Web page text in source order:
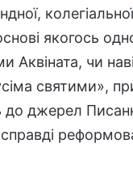
якогось
Аквіната, чи
святими»,
джерел